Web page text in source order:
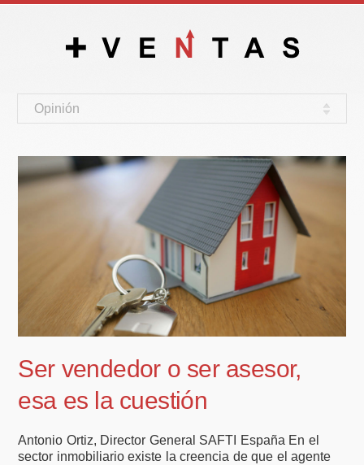
Opinión
Ser vendedor o ser asesor,
esa es la cuestión
Antonio Ortiz, Director General SAFTI España En el
sector inmobiliario existe la creencia de que el agente